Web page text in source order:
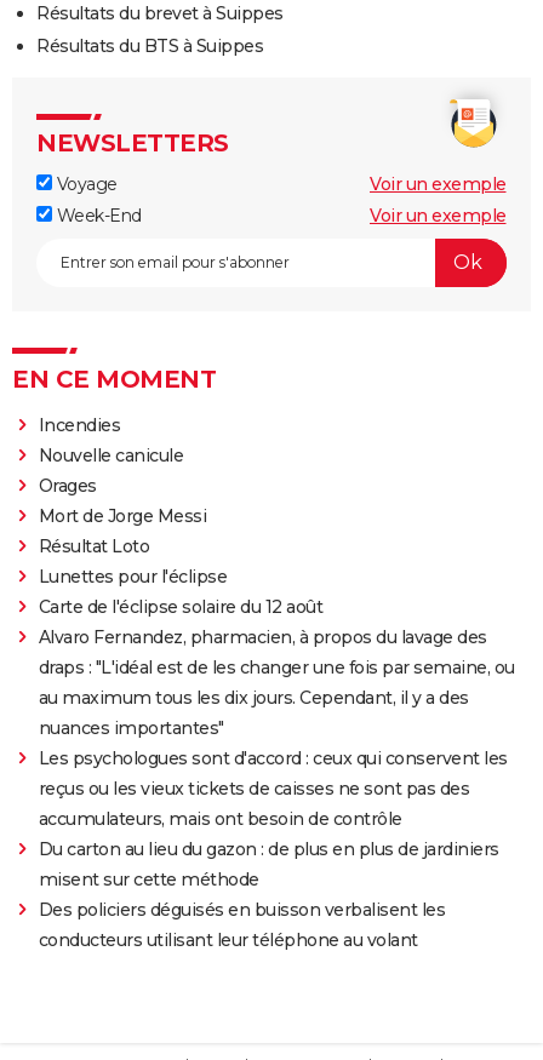
Résultats du brevet à Suippes
Résultats du BTS à Suippes
NEWSLETTERS
Voyage
Voir un exemple
Week-End
Voir un exemple
EN CE MOMENT
Incendies
Nouvelle canicule
Orages
Mort de Jorge Messi
Résultat Loto
Lunettes pour l'éclipse
Carte de l'éclipse solaire du 12 août
Alvaro Fernandez, pharmacien, à propos du lavage des
draps : "L'idéal est de les changer une fois par semaine, ou
au maximum tous les dix jours. Cependant, il y a des
nuances importantes"
Les psychologues sont d'accord : ceux qui conservent les
reçus ou les vieux tickets de caisses ne sont pas des
accumulateurs, mais ont besoin de contrôle
Du carton au lieu du gazon : de plus en plus de jardiniers
misent sur cette méthode
Des policiers déguisés en buisson verbalisent les
conducteurs utilisant leur téléphone au volant